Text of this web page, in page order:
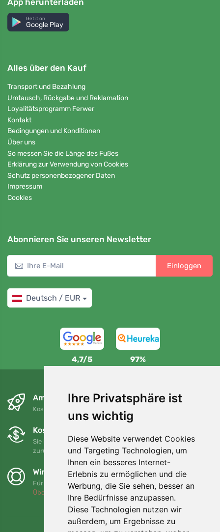
Ihre Privatsphäre ist
uns wichtig
Diese Website verwendet Cookies
und Targeting Technologien, um
Ihnen ein besseres Internet-
Erlebnis zu ermöglichen und die
Werbung, die Sie sehen, besser an
Ihre Bedürfnisse anzupassen.
Diese Technologien nutzen wir
außerdem, um Ergebnisse zu
App herunterladen
Get it on
Google Play
Alles über den Kauf
Transport und Bezahlung
Umtausch, Rückgabe und Reklamation
Loyalitätsprogramm Ferwer
Kontakt
Bedingungen und Konditionen
Über uns
So messen Sie die Länge des Fußes
Erklärung zur Verwendung von Cookies
Schutz personenbezogener Daten
Impressum
Cookies
Abonnieren Sie unseren Newsletter
Einloggen
Deutsch / EUR
4,7/5 97%
Am nächsten Tag und kostenlos
Kostenloser Versand für Bestellungen über 80 EUR
Kostenloser Umtausch und Rückgabe
Sie können Ihre Bestellung jederzeit innerhalb von 90 Tagen
zurückgeben oder umtauschen.
Wir unterstützen Trees.org
Für jede Bestellung pflanzen wir einen Baum! Mehr lesen
Über uns